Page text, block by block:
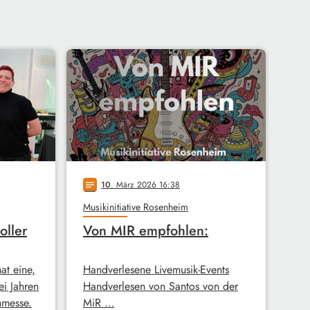
eine,
Jahren
notes 10. März 2026 16:38
Musikinitiative Rosenheim
Von MIR empfohlen:
Handverlesene Livemusik-Events
Handverlesen von Santos von der
MiR …